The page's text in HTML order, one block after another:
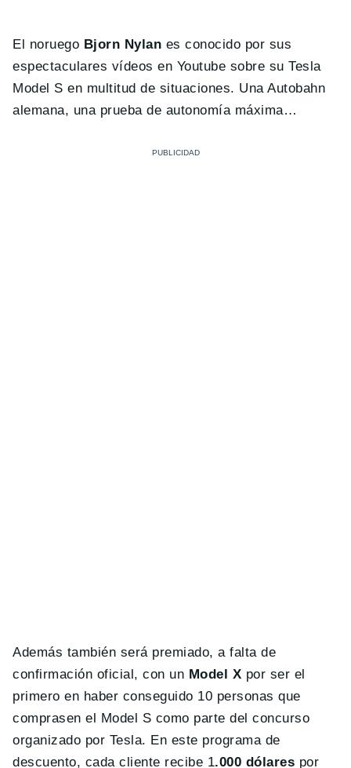
El noruego Bjorn Nylan es conocido por sus
espectaculares vídeos en Youtube sobre su Tesla
Model S en multitud de situaciones. Una Autobahn
alemana, una prueba de autonomía máxima…
Además también será premiado, a falta de
confirmación oficial, con un Model X por ser el
primero en haber conseguido 10 personas que
comprasen el Model S como parte del concurso
organizado por Tesla. En este programa de
descuento, cada cliente recibe 1.000 dólares por